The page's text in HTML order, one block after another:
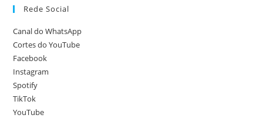
Rede Social
Canal do WhatsApp
Cortes do YouTube
Facebook
Instagram
Spotify
TikTok
YouTube